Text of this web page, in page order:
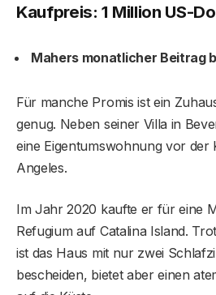
Kaufpreis: 1 Million US-
Mahers monatlicher Beitrag
Für manche Promis ist ein
genug. Neben seiner Villa in
eine Eigentumswohnung vor der
Angeles.
Im Jahr 2020 kaufte er für eine
Refugium auf Catalina Island.
ist das Haus mit nur zwei
bescheiden, bietet aber einen